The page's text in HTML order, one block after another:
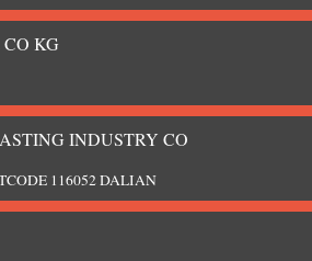
KG
INDUSTRY CO
116052 DALIAN